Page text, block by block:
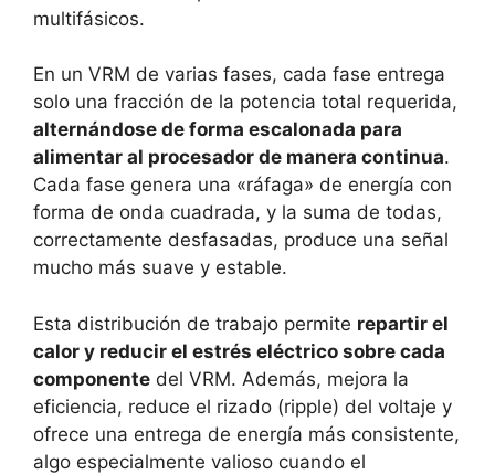
multifásicos.
En un VRM de varias fases, cada fase entrega
solo una fracción de la potencia total requerida,
alternándose de forma escalonada para
alimentar al procesador de manera continua.
Cada fase genera una «ráfaga» de energía con
forma de onda cuadrada, y la suma de todas,
correctamente desfasadas, produce una señal
mucho más suave y estable.
Esta distribución de trabajo permite repartir el
calor y reducir el estrés eléctrico sobre cada
componente del VRM. Además, mejora la
eficiencia, reduce el rizado (ripple) del voltaje y
ofrece una entrega de energía más consistente,
algo especialmente valioso cuando el